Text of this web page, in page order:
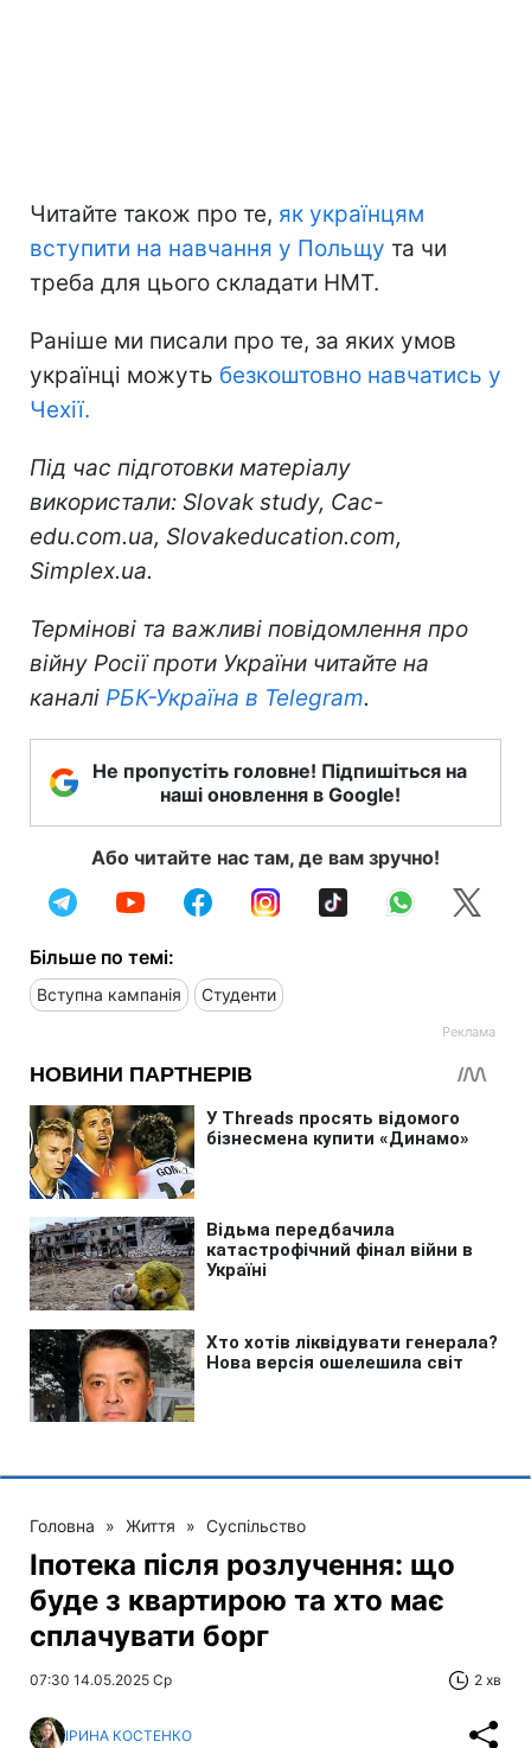
Читайте також про те, як українцям
вступити на навчання у Польщу та чи
треба для цього складати НМТ.
Раніше ми писали про те, за яких умов
українці можуть безкоштовно навчатись у
Чехії.
Під час підготовки матеріалу
використали: Slovak study, Cac-
edu.com.ua, Slovakeducation.com,
Simplex.ua.
Термінові та важливі повідомлення про
війну Росії проти України читайте на
каналі РБК-Україна в Telegram.
Не пропустіть головне! Підпишіться на
наші оновлення в Google!
Або читайте нас там, де вам зручно!
Більше по темі:
Вступна кампанія Студенти
Головна » Життя » Суспільство
Іпотека після розлучення: що
буде з квартирою та хто має
сплачувати борг
07:30 14.05.2025 Ср 2 хв
ІРИНА КОСТЕНКО